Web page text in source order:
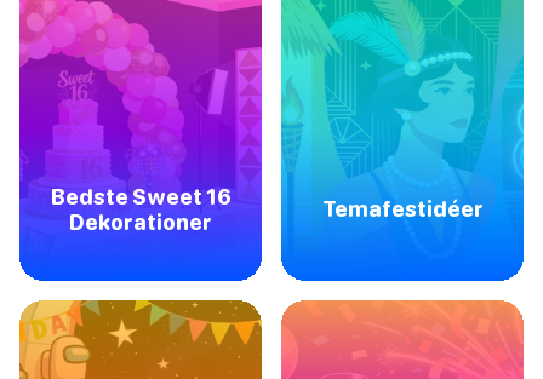
Bedste Sweet 16
Dekorationer
Temafestidéer